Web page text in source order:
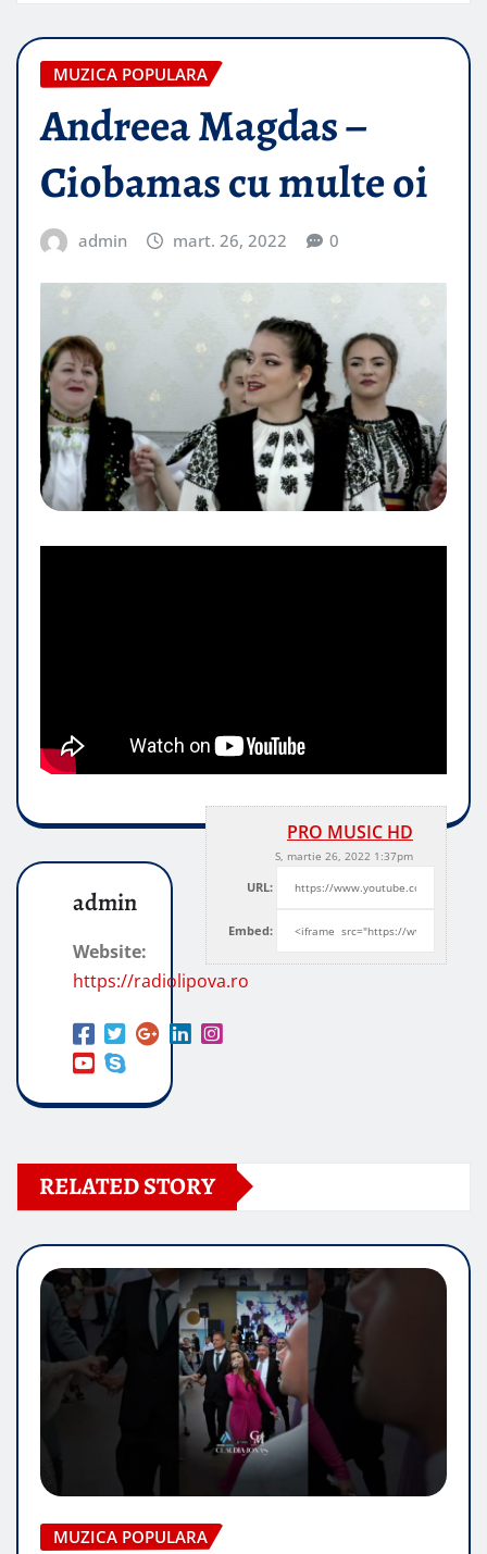
MUZICA POPULARA
Andreea Magdas –
Ciobamas cu multe oi
admin mart. 26, 2022 0
PRO MUSIC HD
S, martie 26, 2022 1:37pm
URL:
Embed:
admin
Website:
https://radiolipova.ro
RELATED STORY
MUZICA POPULARA